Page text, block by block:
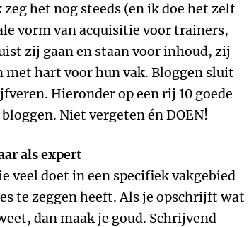
het nog steeds (en ik doe het zelf
vorm van acquisitie voor trainers,
zij gaan en staan voor inhoud, zij
met hart voor hun vak. Bloggen sluit
Hieronder op een rij 10 goede
Niet vergeten én DOEN!
als expert
veel doet in een specifiek vakgebied
te zeggen heeft. Als je opschrijft wat
dan maak je goud. Schrijvend